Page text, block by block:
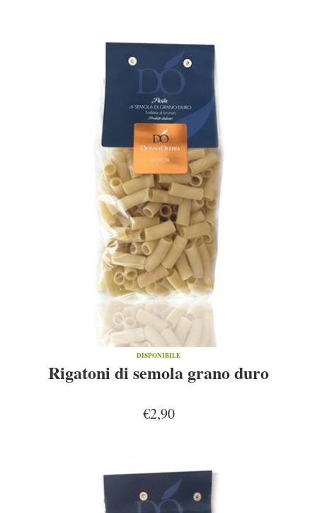
DISPONIBILE
Rigatoni di semola grano duro
€2,90